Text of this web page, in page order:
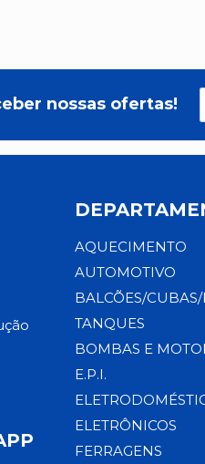
nossas ofertas!
AQUECIMENTO
AUTOMOTIVO
BALCÕES/CUBAS/
TANQUES
BOMBAS E
E.P.I.
ELETRÔNICOS
FERRAGENS